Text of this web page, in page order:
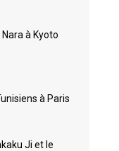
à Kyoto
à Paris
Ji et le